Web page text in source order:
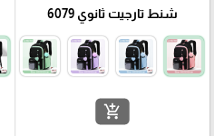
شنط تارجيت ثانوي 6079
add_shopping_cart